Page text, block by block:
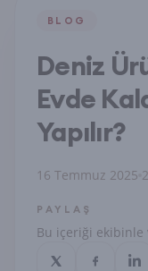
BLOG
Deniz
Evde
Yapılır?
16 Temmuz 2025
PAYLAŞ
Bu içeriği ekibinle